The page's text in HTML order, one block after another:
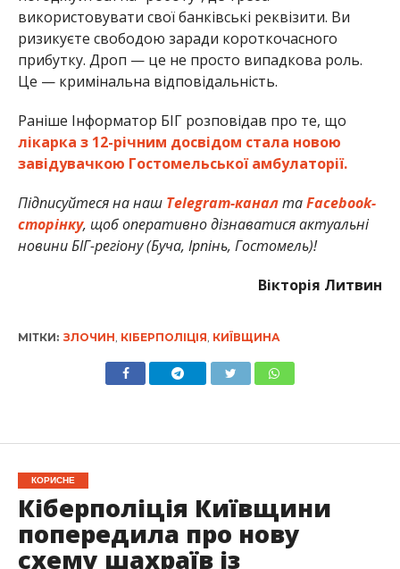
використовувати свої банківські реквізити. Ви
ризикуєте свободою заради короткочасного
прибутку. Дроп — це не просто випадкова роль.
Це — кримінальна відповідальність.
Раніше Інформатор БІГ розповідав про те, що
лікарка з 12-річним досвідом стала новою
завідувачкою Гостомельської амбулаторії.
Підписуйтеся на наш Telegram-каналтаFacebook-
сторінку, щоб оперативно дізнаватися актуальні
новини БІГ-регіону (Буча, Ірпінь, Гостомель)!
Вікторія Литвин
МІТКИ: ЗЛОЧИН, КІБЕРПОЛІЦІЯ, КИЇВЩИНА
КОРИСНЕ
Кіберполіція Київщини
попередила про нову
схему шахраїв із